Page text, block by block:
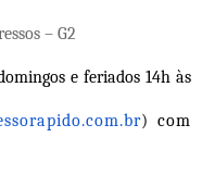
– G2
e feriados 14h às
) com